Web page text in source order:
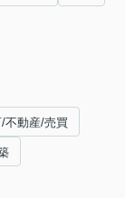
不動産/売買